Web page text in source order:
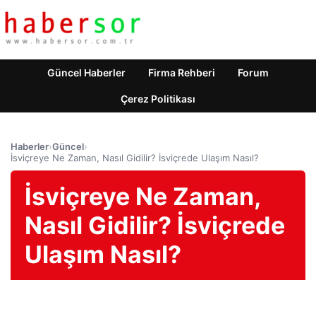
Güncel Haberler Firma Rehberi Forum
Çerez Politikası
Haberler›Güncel›
İsviçreye Ne Zaman, Nasıl Gidilir? İsviçrede Ulaşım Nasıl?
İsviçreye Ne Zaman,
Nasıl Gidilir? İsviçrede
Ulaşım Nasıl?